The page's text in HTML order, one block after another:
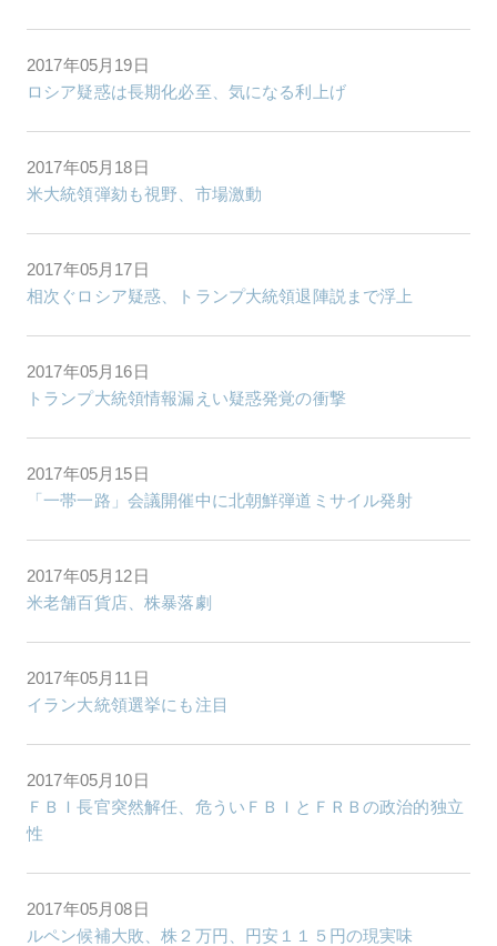
2017年05月19日
ロシア疑惑は長期化必至、気になる利上げ
2017年05月18日
米大統領弾劾も視野、市場激動
2017年05月17日
相次ぐロシア疑惑、トランプ大統領退陣説まで浮上
2017年05月16日
トランプ大統領情報漏えい疑惑発覚の衝撃
2017年05月15日
「一帯一路」会議開催中に北朝鮮弾道ミサイル発射
2017年05月12日
米老舗百貨店、株暴落劇
2017年05月11日
イラン大統領選挙にも注目
2017年05月10日
ＦＢＩ長官突然解任、危ういＦＢＩとＦＲＢの政治的独立
性
2017年05月08日
ルペン候補大敗、株２万円、円安１１５円の現実味